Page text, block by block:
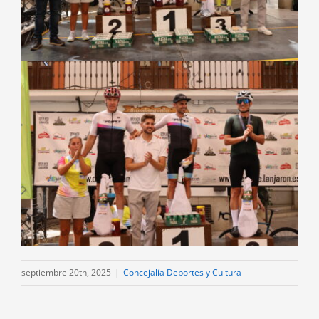
septiembre 20th, 2025 | Concejalía Deportes y Cultura